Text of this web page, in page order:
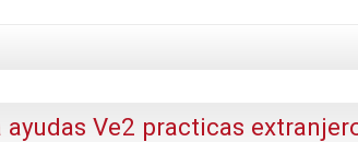
ayudas Ve2 practicas